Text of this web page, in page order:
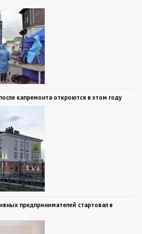
капремонта откроются в этом году
предпринимателей стартовал в